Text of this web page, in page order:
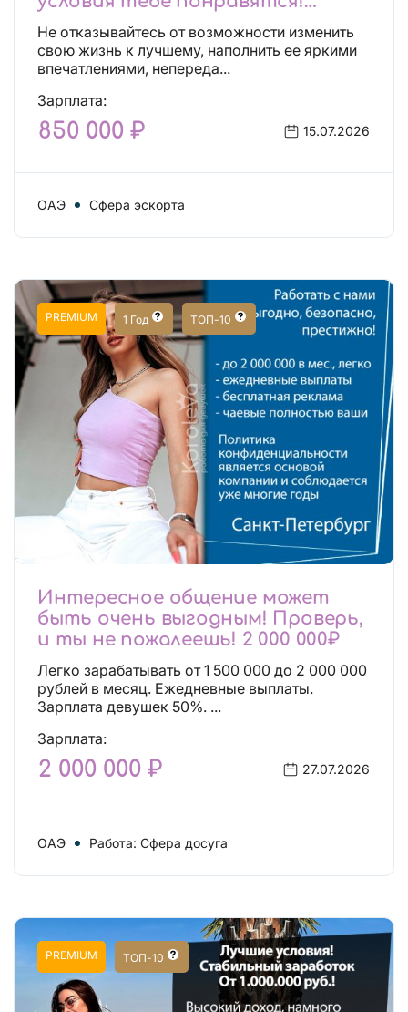
Действительно отличные
условия и поддержка!
Не отказывайтесь от возможности изменить
свою жизнь к лучшему, наполнить ее яркими
впечатлениями, непереда...
Зарплата:
850 000 ₽ 15.07.2026
ОАЭ Сфера эскорта
PREMIUM 1 Год ТОП-10
Интересное общение может
быть очень выгодным! Проверь,
и ты не пожалеешь! 2 000 000₽
Легко зарабатывать от 1 500 000 до 2 000 000
рублей в месяц. Ежедневные выплаты.
Зарплата девушек 50%. ...
Зарплата:
2 000 000 ₽ 27.07.2026
ОАЭ Работа: Сфера досуга
PREMIUM ТОП-10